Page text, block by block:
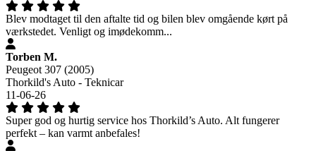
Blev modtaget til den aftalte tid og bilen blev omgående kørt på
værkstedet. Venligt og imødekomm...
Torben M.
Peugeot 307 (2005)
Thorkild's Auto - Teknicar
11-06-26
Super god og hurtig service hos Thorkild’s Auto. Alt fungerer
perfekt – kan varmt anbefales!